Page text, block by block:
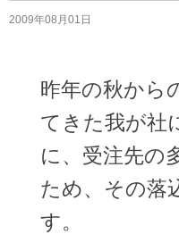
2009年08月01日
昨年の秋から
てきた我が社
に、受注先の
ため、その落
す。